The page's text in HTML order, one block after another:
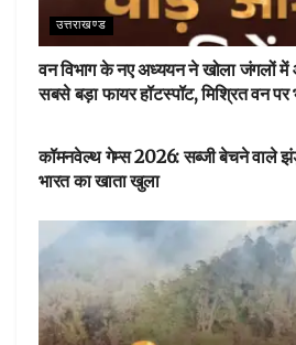
उत्तराखण्ड
वन विभाग के नए अध्ययन ने खोला जंगलों में
सबसे बड़ा फायर हॉटस्पॉट, मिश्रित वन
कॉमनवेल्थ गेम्स 2026: सब्जी बेचने वाले
भारत का खाता खुला